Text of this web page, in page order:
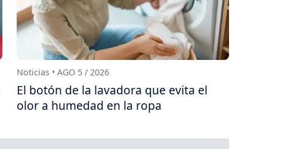
Noticias • AGO 5 / 2026
El botón de la lavadora que evita el
olor a humedad en la ropa